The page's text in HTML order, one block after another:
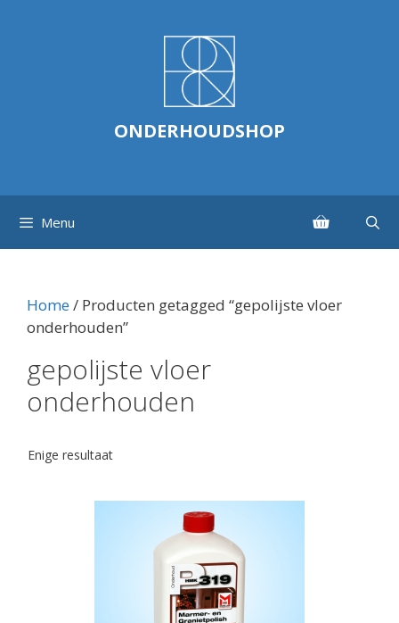
ONDERHOUDSHOP
Menu
Home/ Producten getagged “gepolijste vloer
onderhouden”
gepolijste vloer
onderhouden
Enige resultaat